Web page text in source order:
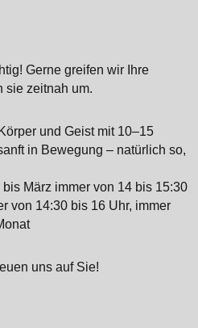
Gerne greifen wir Ihre
sie zeitnah um.
und Geist mit 10–15
in Bewegung – natürlich so,
März immer von 14 bis 15:30
von 14:30 bis 16 Uhr, immer
uns auf Sie!